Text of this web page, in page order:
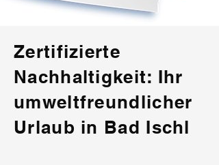
Zertifizierte
Nachhaltigkeit: Ihr
umweltfreundlicher
Urlaub in Bad Ischl